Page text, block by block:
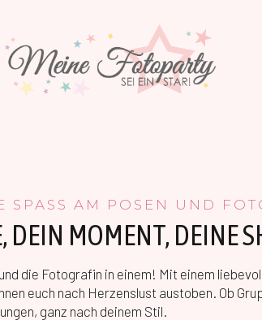
SPASS AM POSEN UND
DEIN MOMENT, DEINE
die Fotografin in einem! Mit einem
euch nach Herzenslust austoben. Ob
ganz nach deinem Stil.